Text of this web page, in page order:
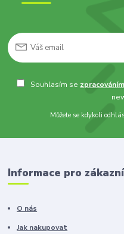
Souhlasím se
Můžete se kdykoli
Informace pro
O nás
Jak nakupovat